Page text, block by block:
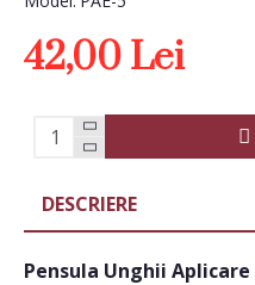
42,00 Lei
DESCRIERE
Pensula Unghii Aplicare